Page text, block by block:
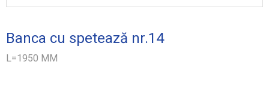
PORŢI, GARDURI, COPERTINE
Banca cu spetează nr.14
L=1950 MM